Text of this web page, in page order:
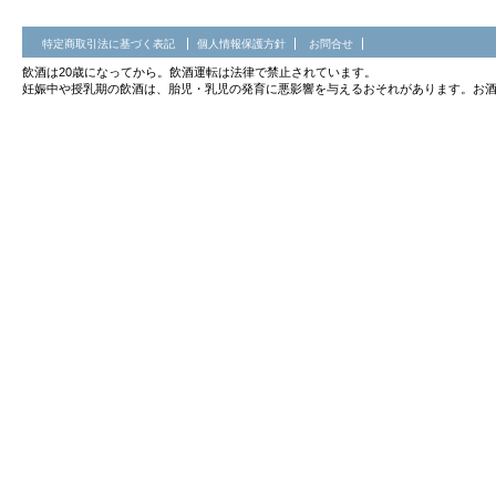
特定商取引法に基づく表記 個人情報保護方針 お問合せ
飲酒は20歳になってから。飲酒運転は法律で禁止されています。
妊娠中や授乳期の飲酒は、胎児・乳児の発育に悪影響を与えるおそれがあります。お